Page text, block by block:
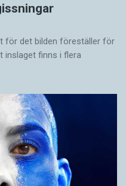
för det bilden föreställer för
inslaget finns i flera